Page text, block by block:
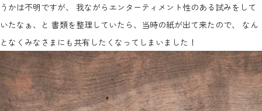
うかは不明ですが、 我ながらエンターティメント性のある試みをして
いたなぁ、と 書類を整理していたら、当時の紙が出て来たので、 なん
となくみなさまにも共有したくなってしまいました！